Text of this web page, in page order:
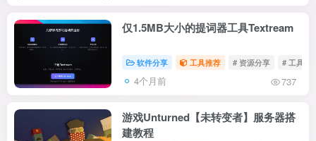
仅1.5MB大小的提词器工具Textream
软件分享 工具推荐 # 资源分享 # 工具推
4个月前 737
游戏Unturned【未转变者】服务器搭
建教程